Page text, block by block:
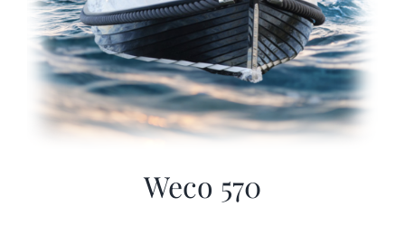
Weco 570